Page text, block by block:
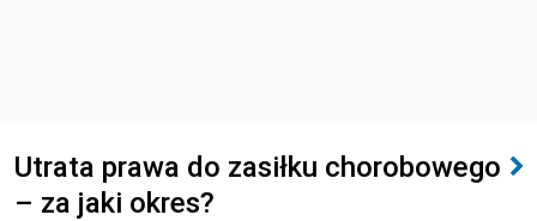
Utrata prawa do zasiłku chorobowego
– za jaki okres?